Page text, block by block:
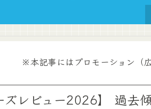
※本記事にはプロモーション（
ズレビュー2026】 過去